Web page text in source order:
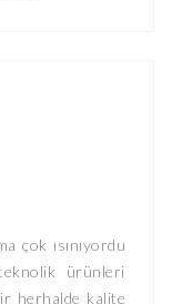
çok ısınıyordu
ürünleri
herhalde kalite